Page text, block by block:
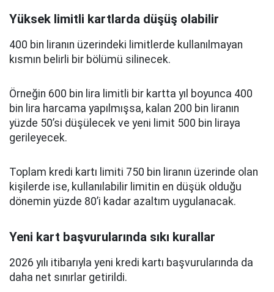
Yüksek limitli kartlarda düşüş olabilir
400 bin liranın üzerindeki limitlerde kullanılmayan
kısmın belirli bir bölümü silinecek.
Örneğin 600 bin lira limitli bir kartta yıl boyunca 400
bin lira harcama yapılmışsa, kalan 200 bin liranın
yüzde 50’si düşülecek ve yeni limit 500 bin liraya
gerileyecek.
Toplam kredi kartı limiti 750 bin liranın üzerinde olan
kişilerde ise, kullanılabilir limitin en düşük olduğu
dönemin yüzde 80’i kadar azaltım uygulanacak.
Yeni kart başvurularında sıkı kurallar
2026 yılı itibarıyla yeni kredi kartı başvurularında da
daha net sınırlar getirildi.